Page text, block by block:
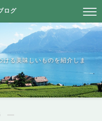
ログ
る美味しいものを紹介しま
―